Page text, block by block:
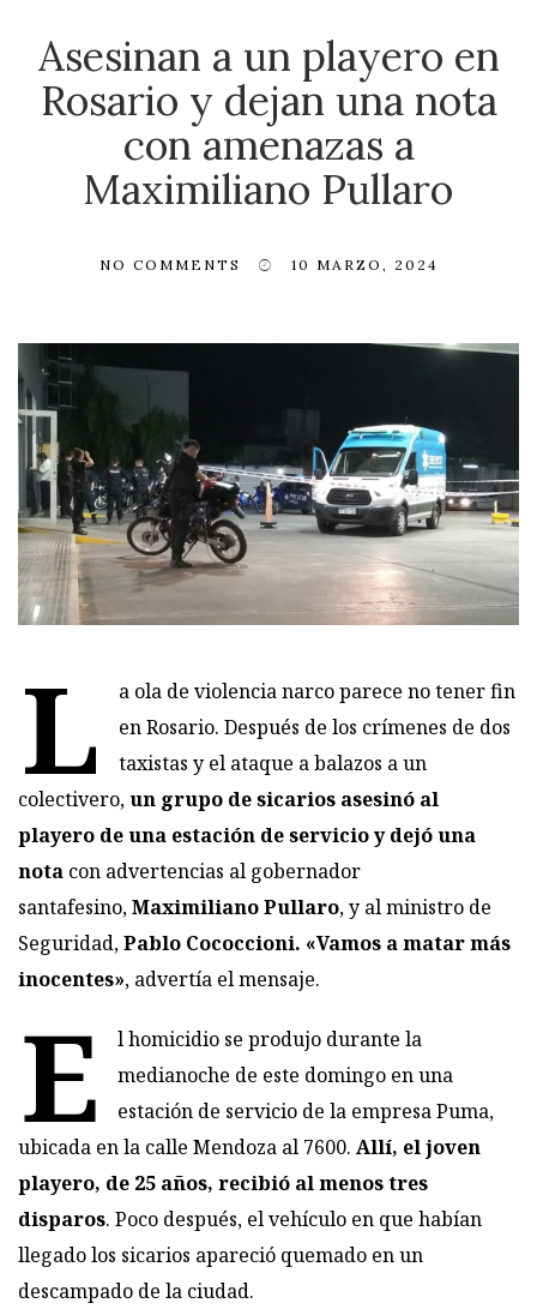
Asesinan a un playero en
Rosario y dejan una nota
con amenazas a
Maximiliano Pullaro
NO COMMENTS 10 MARZO, 2024
L a ola de violencia narco parece no tener fin
en Rosario. Después de los crímenes de dos
taxistas y el ataque a balazos a un
colectivero,un grupo de sicarios asesinó al
playero de una estación de servicio y dejó una
nota con advertencias al gobernador
santafesino,Maximiliano Pullaro, y al ministro de
Seguridad,Pablo Cococcioni. «Vamos a matar más
inocentes», advertía el mensaje.
E
l homicidio se produjo durante la
medianoche de este domingo en una
estación de servicio de la empresa Puma,
ubicada en la calle Mendoza al 7600. Allí, el joven
playero, de 25 años, recibió al menos tres
disparos. Poco después, el vehículo en que habían
llegado los sicarios apareció quemado en un
descampado de la ciudad.